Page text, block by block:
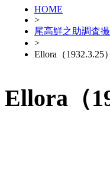
HOME
>
尾高鮮之助調査
>
Ellora（1932.3.25）
Ellora（